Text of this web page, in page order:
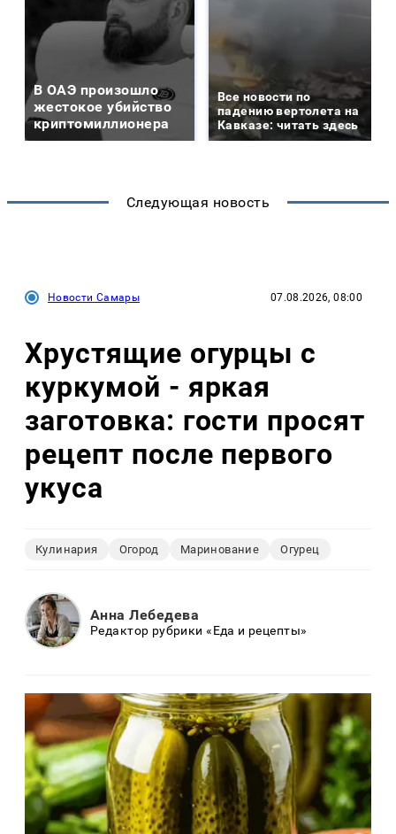
В ОАЭ произошло
жестокое убийство
криптомиллионера
Все новости по
падению вертолета на
Кавказе: читать здесь
Следующая новость
Новости Самары 07.08.2026, 08:00
Хрустящие огурцы с
куркумой - яркая
заготовка: гости просят
рецепт после первого
укуса
Кулинария Огород Маринование Огурец
Анна Лебедева
Редактор рубрики «Еда и рецепты»